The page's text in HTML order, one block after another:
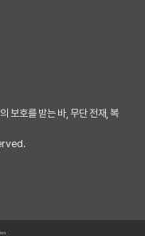
보호를 받는 바, 무단 전재, 복